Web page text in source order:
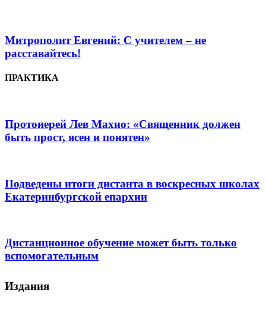
Митрополит Евгений: С учителем – не
расставайтесь!
ПРАКТИКА
Протоиерей Лев Махно: «Священник должен
быть прост, ясен и понятен»
Подведены итоги дистанта в воскресных школах
Екатеринбургской епархии
Дистанционное обучение может быть только
вспомогательным
Издания